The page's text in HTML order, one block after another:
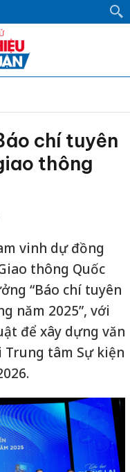
chí tuyên
thông
vinh dự đồng
thông Quốc
“Báo chí tuyên
năm 2025”, với
để xây dựng văn
Trung tâm Sự kiện